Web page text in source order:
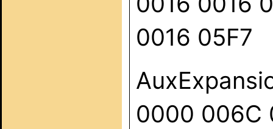
0016 05F7
0000 006C